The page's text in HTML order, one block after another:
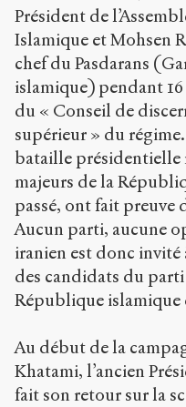
Président de
Islamique et Mohsen
chef du Pasdarans
islamique) pendant 16
du « Conseil de
supérieur » du
bataille présidentielle
majeurs de la
passé, ont fait preuve
Aucun parti, aucune
iranien est donc invité
des candidats du
République islamique
Au début de la
Khatami, l’ancien
fait son retour sur la